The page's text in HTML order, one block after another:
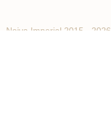
Noiva Imperial 2015 - 2026